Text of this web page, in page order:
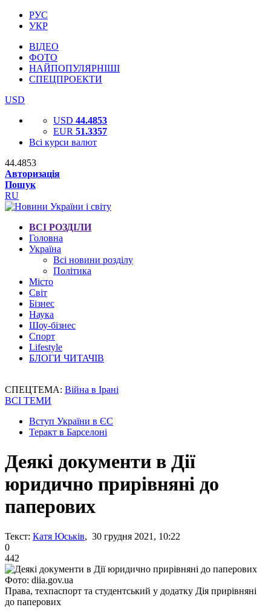
РУС
УКР
ВІДЕО
ФОТО
НАЙПОПУЛЯРНІШІ
СПЕЦПРОЕКТИ
USD
USD 44.4853
EUR 51.3357
Всі курси валют
44.4853
Авторизація
Пошук
RU
ВСІ РОЗДІЛИ
Головна
Україна
Всі новини розділу
Політика
Місто
Світ
Бізнес
Наука
Шоу-бізнес
Спорт
Lifestyle
БЛОГИ ЧИТАЧІВ
СПЕЦТЕМА: Війна в Ірані
ВСІ ТЕМИ
Вступ України в ЄС
Теракт в Барселоні
Деякі документи в Дії
юридично прирівняні до
паперових
Текст: Катя Юськів, 30 грудня 2021, 10:22
0
442
Фото: diia.gov.ua
Права, техпаспорт та студентський у додатку Дія прирівняні
до паперових